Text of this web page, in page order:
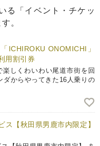
る「イベント・チケッ
。
ICHIROKU ONOMICHI」
用割引券
楽しくわいわい尾道市街を回
ダからやってきた16人乗りの
ス【秋田県男鹿市内限定】